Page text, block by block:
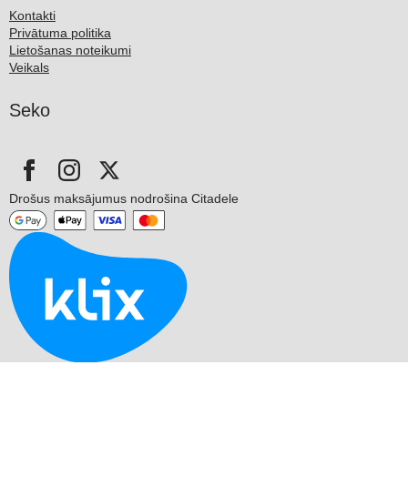
Kontakti
Privātuma politika
Lietošanas noteikumi
Veikals
Seko
Drošus maksājumus nodrošina Citadele